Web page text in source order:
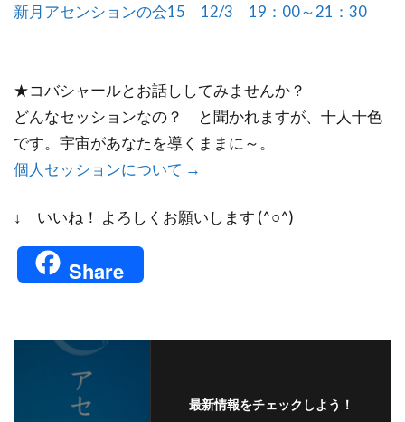
新月アセンションの会15 12/3 19：00～21：30
★コバシャールとお話ししてみませんか？
どんなセッションなの？ と聞かれますが、十人十色
です。宇宙があなたを導くままに～。
個人セッションについて →
↓ いいね！ よろしくお願いします (^○^)
Share
最新情報をチェックしよう！